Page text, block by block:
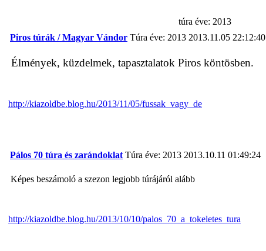
túra éve: 2013
Piros túrák / Magyar Vándor Túra éve: 2013 2013.11.05 22:12:40
Élmények, küzdelmek, tapasztalatok Piros köntösben.
http://kiazoldbe.blog.hu/2013/11/05/fussak_vagy_de
Pálos 70 túra és zarándoklat Túra éve: 2013 2013.10.11 01:49:24
Képes beszámoló a szezon legjobb túrájáról alább
http://kiazoldbe.blog.hu/2013/10/10/palos_70_a_tokeletes_tura